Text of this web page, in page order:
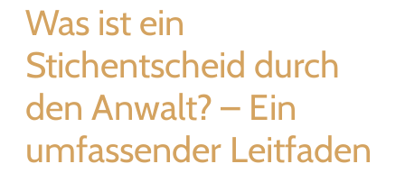
Was ist ein
Stichentscheid durch
den Anwalt? – Ein
umfassender Leitfaden